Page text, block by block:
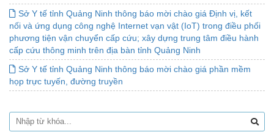
Sở Y tế tỉnh Quảng Ninh thông báo mời chào giá Định vị, kết
nối và ứng dụng công nghệ Internet vạn vật (IoT) trong điều phối
phương tiện vận chuyển cấp cứu; xây dựng trung tâm điều hành
cấp cứu thông minh trên địa bàn tỉnh Quảng Ninh
Sở Y tế tỉnh Quảng Ninh thông báo mời chào giá phần mềm
họp trực tuyến, đường truyền